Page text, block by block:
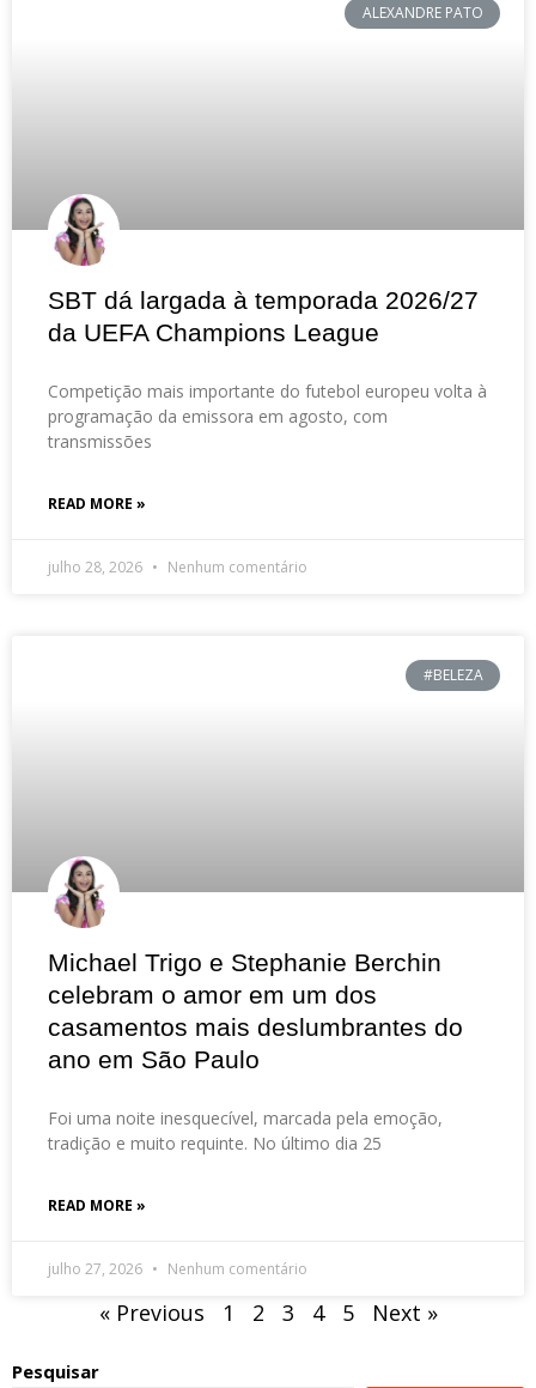
ALEXANDRE PATO
SBT dá largada à temporada 2026/27
da UEFA Champions League
Competição mais importante do futebol europeu volta à
programação da emissora em agosto, com
transmissões
READ MORE »
julho 28, 2026 Nenhum comentário
#BELEZA
Michael Trigo e Stephanie Berchin
celebram o amor em um dos
casamentos mais deslumbrantes do
ano em São Paulo
Foi uma noite inesquecível, marcada pela emoção,
tradição e muito requinte. No último dia 25
READ MORE »
julho 27, 2026 Nenhum comentário
« Previous 1 2 3 4 5 Next »
Pesquisar